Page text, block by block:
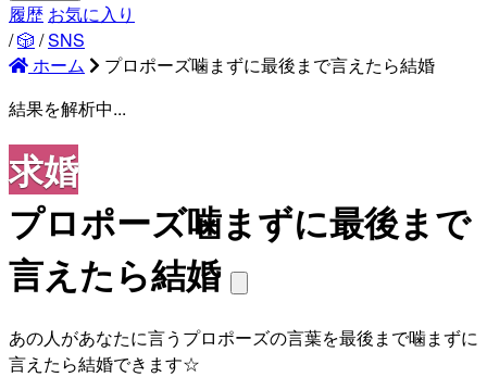
履歴 お気に入り
/🎲 /SNS
ホーム
プロポーズ噛まずに最後まで言えたら結婚
結果を解析中...
求婚
プロポーズ噛まずに最後まで
言えたら結婚
あの人があなたに言うプロポーズの言葉を最後まで噛まずに
言えたら結婚できます☆